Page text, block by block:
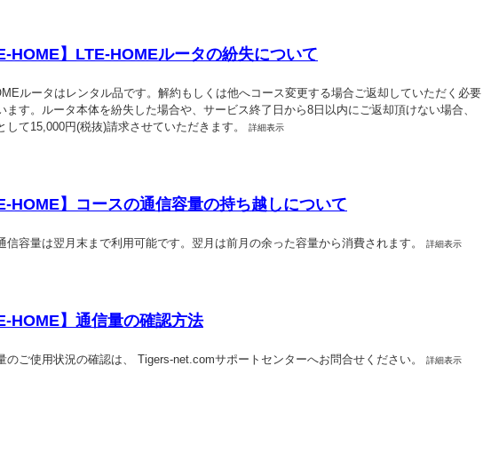
HOME】LTE-HOMEルータの紛失について
ルータはレンタル品です。解約もしくは他へコース変更する場合ご返却していただく必要
ます。ルータ本体を紛失した場合や、サービス終了日から8日以内にご返却頂けない場合、
して15,000円(税抜)請求させていただきます。
詳細表示
HOME】コースの通信容量の持ち越しについて
信容量は翌月末まで利用可能です。翌月は前月の余った容量から消費されます。 詳細表示
HOME】通信量の確認方法
のご使用状況の確認は、 Tigers-net.comサポートセンターへお問合せください。 詳細表示